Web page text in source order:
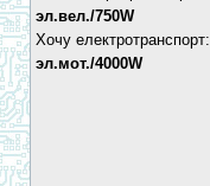
эл.вел./750W
Хочу електротранспорт:
эл.мот./4000W